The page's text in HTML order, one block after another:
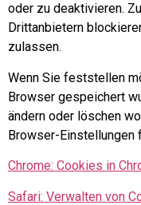
oder zu deaktivieren.
Drittanbietern
zulassen.
Wenn Sie feststellen
Browser gespeichert
ändern oder löschen
Browser-Einstellungen
Chrome: Cookies in
Safari: Verwalten von